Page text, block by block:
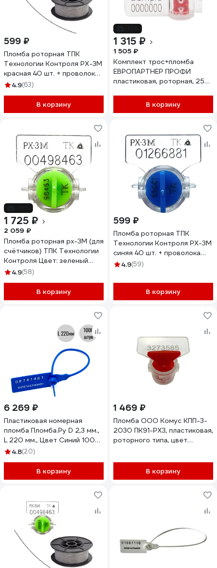
599 ₽
Пломба роторная ТПК
Технологии Контроля РХ-3М
красная 40 шт. + проволока
пломбировочная 0.5/50м
4.9(63)
В корзину
1 315 ₽
1 505 ₽
Комплект трос+пломба
ЕВРОПАРТНЕР ПРОФИ
пластиковая, роторная, 25
В корзину
1 725 ₽
2 059 ₽
Пломба роторная рх-3М (для
счётчиков) ТПК Технологии
Контроля Цвет: зеленый
24138
4.9(58)
В корзину
599 ₽
Пломба роторная ТПК
Технологии Контроля РХ-3М
синяя 40 шт. + проволока
пломбировочная 0.5/50м
4.9(59)
В корзину
6 269 ₽
Пластиковая номерная
пломба Пломба.Ру D 2,3 мм.,
L 220 мм., Цвет Синий 1000
шт. КПП-3-1602СТ 619343
4.8(20)
В корзину
1 469 ₽
Пломба ООО Комус КПП-3-
2030 ПК91-РХ3, пластиковая,
роторного типа, цвет
В корзину